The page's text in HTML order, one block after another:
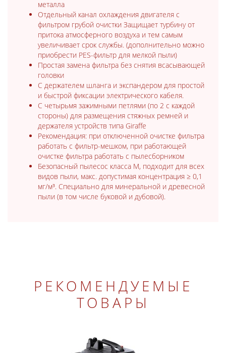
металла
Отдельный канал охлаждения двигателя с
фильтром грубой очистки Защищает турбину от
притока атмосферного воздуха и тем самым
увеличивает срок службы. (дополнительно можно
приобрести PES-фильтр для мелкой пыли)
Простая замена фильтра без снятия всасывающей
головки
С держателем шланга и экспандером для простой
и быстрой фиксации электрического кабеля.
С четырьмя зажимными петлями (по 2 с каждой
стороны) для размещения стяжных ремней и
держателя устройств типа Giraffe
Рекомендация: при отключенной очистке фильтра
работать с фильтр-мешком, при работающей
очистке фильтра работать с пылесборником
Безопасный пылесос класса M, подходит для всех
видов пыли, макс. допустимая концентрация ≥ 0,1
мг/м³. Специально для минеральной и древесной
пыли (в том числе буковой и дубовой).
РЕКОМЕНДУЕМЫЕ
ТОВАРЫ